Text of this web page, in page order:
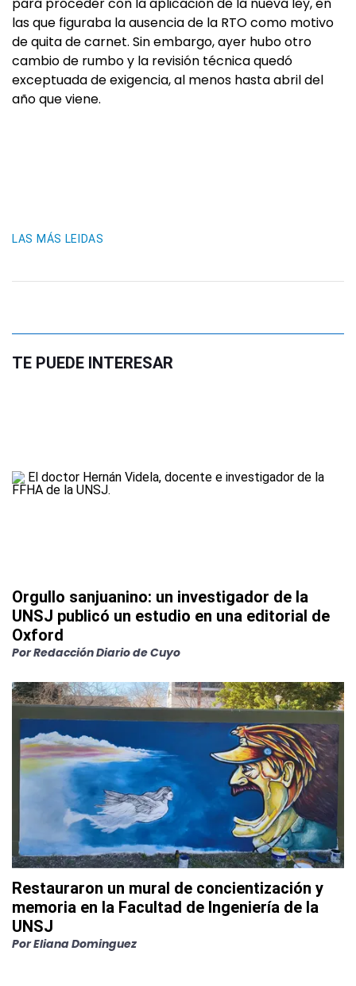
las que figuraba la ausencia de la RTO como motivo
de quita de carnet. Sin embargo, ayer hubo otro
cambio de rumbo y la revisión técnica quedó
exceptuada de exigencia, al menos hasta abril del
año que viene.
LAS MÁS LEIDAS
TE PUEDE INTERESAR
Orgullo sanjuanino: un investigador de la
UNSJ publicó un estudio en una editorial de
Oxford
PorRedacción Diario de Cuyo
Restauraron un mural de concientización y
memoria en la Facultad de Ingeniería de la
UNSJ
PorEliana Dominguez